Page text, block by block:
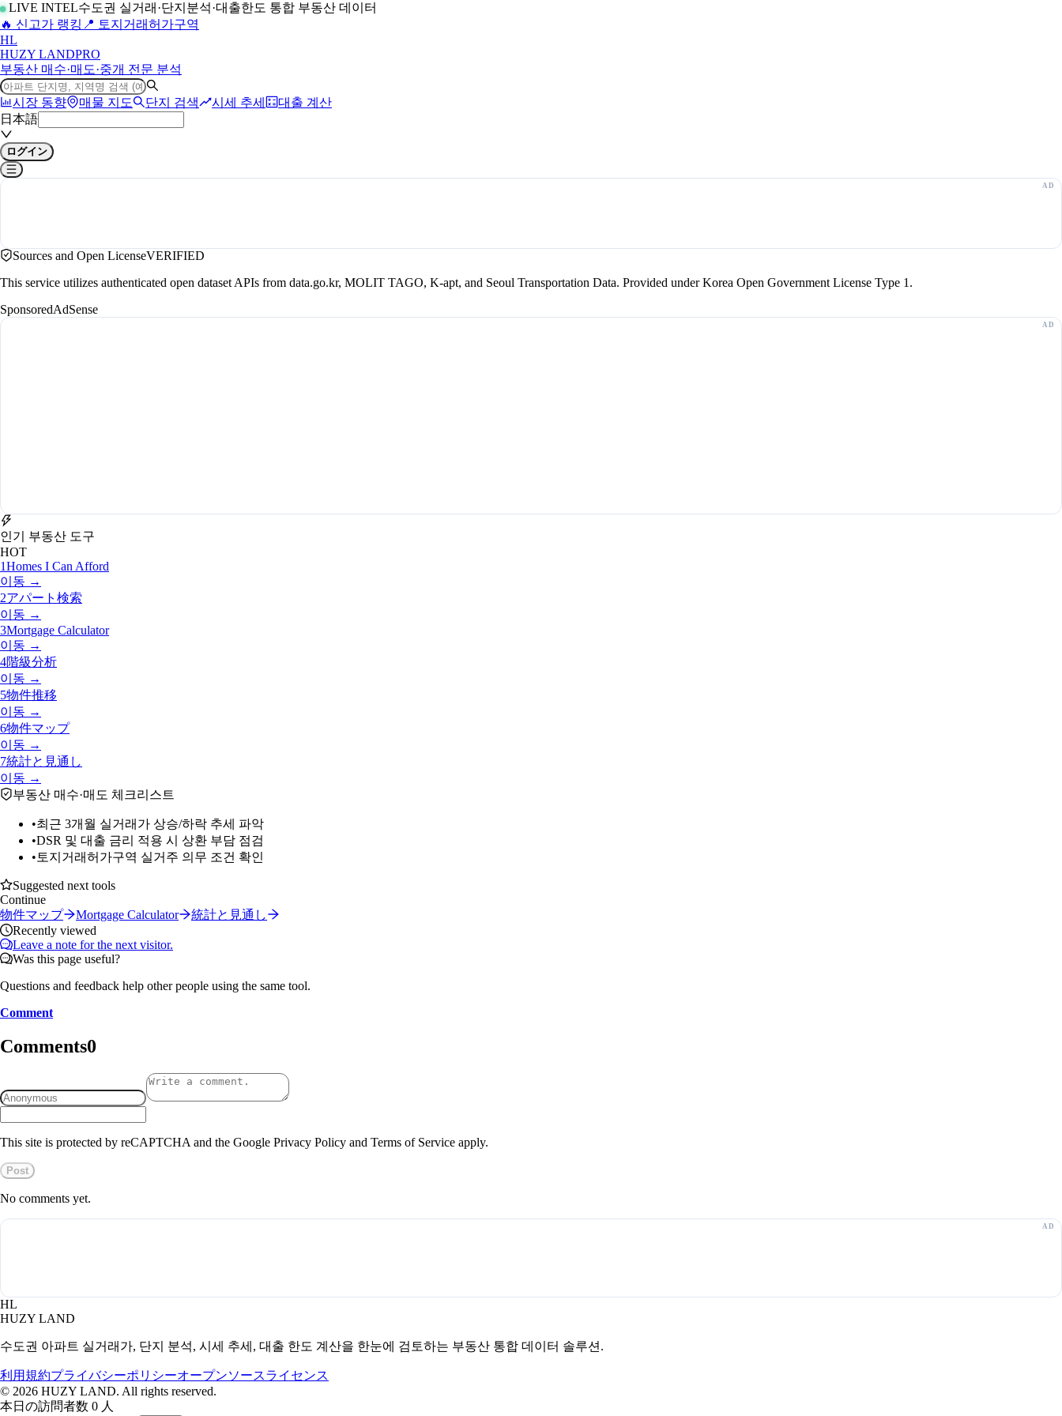
LIVE INTEL수도권 실거래·단지분석·대출한도 통합 부동산 데이터
🔥 신고가 랭킹 📍 토지거래허가구역
HL
HUZY LANDPRO
부동산 매수·매도·중개 전문 분석
시장 동향 매물 지도 단지 검색 시세 추세
대출 계산
日本語
ログイン
Sources and Open LicenseVERIFIED
This service utilizes authenticated open dataset APIs from data.go.kr, MOLIT TAGO, K-apt, and Seoul Transportation Data. Provided under Korea Open Government License Type 1.
SponsoredAdSense
인기 부동산 도구
HOT
1Homes I Can Afford
이동 →
2アパート検索
이동 →
3Mortgage Calculator
이동 →
4階級分析
이동 →
5物件推移
이동 →
6物件マップ
이동 →
7統計と見通し
이동 →
부동산 매수·매도 체크리스트
•최근 3개월 실거래가 상승/하락 추세 파악
•DSR 및 대출 금리 적용 시 상환 부담 점검
• 토지거래허가구역 실거주 의무 조건 확인
Suggested next tools
Continue
物件マップ
Mortgage Calculator
統計と見通し
Recently viewed
Leave a note for the next visitor.
Was this page useful?
Questions and feedback help other people using the same tool.
Comment
Comments0
This site is protected by reCAPTCHA and the Google Privacy Policy and Terms of Service apply.
Post
No comments yet.
HL
HUZY LAND
수도권 아파트 실거래가, 단지 분석, 시세 추세, 대출 한도 계산을 한눈에 검토하는 부동산 통합 데이터 솔루션.
利用規約プライバシーポリシーオープンソースライセンス
© 2026 HUZY LAND. All rights reserved.
本日の訪問者数 0 人